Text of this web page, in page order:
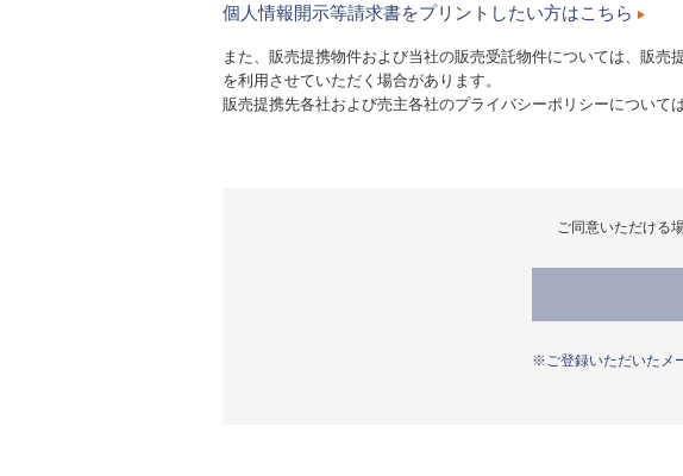
本ポリシーは、当社が事業を行う全ての国や地域において
クッキー（cookie）について
利用した情報収集に抵抗をお感じでしたら、ご使用のブラウ
また、当社では、第三者の提供する広告配信サービスを利
ユーザーの訪問・行動履歴情報を取得・利用する場合があり
ーポリシーに従って取り扱われます。当社Webサイトの訪問
個人情報開示等請求書をプリントしたい方はこちら
また、販売提携物件および当社の販売受託物件については、販
を利用させていただく場合があります。
販売提携先各社および売主各社のプライバシーポリシーについては
ご同意いただける
※ご登録いただいたメ